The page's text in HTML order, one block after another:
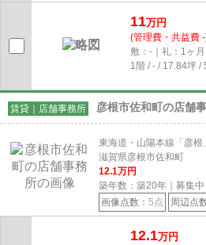
11万円
(管理費・共益費
敷：-｜礼：1ヶ月
1階 / - / 17.84坪 /
賃貸｜店舗事務所 彦根市佐和町の店舗
東海道・山陽本線「彦根
滋賀県彦根市佐和町
12.1万円
築年数：築20年｜募集中
画像点数： 5点 周辺点
12.1万円